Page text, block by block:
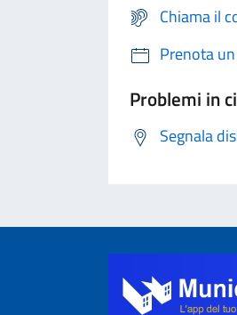
Chiama il
Prenota
Problemi in
Segnala